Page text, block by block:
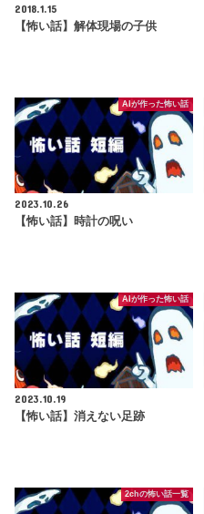
2018.1.15
【怖い話】解体現場の子供
AIが作った怖い話
2023.10.26
【怖い話】時計の呪い
AIが作った怖い話
2023.10.19
【怖い話】消えない足跡
2chの怖い話一覧